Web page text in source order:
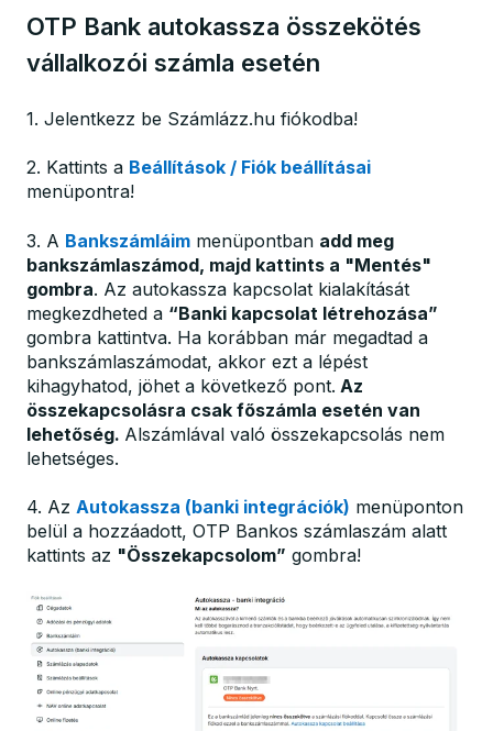
OTP Bank autokassza összekötés
vállalkozói számla esetén
1. Jelentkezz be Számlázz.hu fiókodba!
2. Kattints a Beállítások / Fiók beállításai
menüpontra!
3. A Bankszámláim menüpontban add meg
bankszámlaszámod, majd kattints a "Mentés"
gombra. Az autokassza kapcsolat kialakítását
megkezdheted a “Banki kapcsolat létrehozása”
gombra kattintva. Ha korábban már megadtad a
bankszámlaszámodat, akkor ezt a lépést
kihagyhatod, jöhet a következő pont. Az
összekapcsolásra csak főszámla esetén van
lehetőség. Alszámlával való összekapcsolás nem
lehetséges.
4. Az Autokassza (banki integrációk) menüponton
belül a hozzáadott, OTP Bankos számlaszám alatt
kattints az "Összekapcsolom” gombra!